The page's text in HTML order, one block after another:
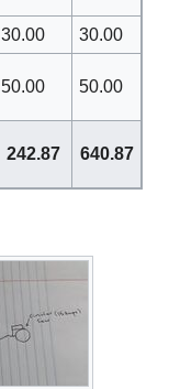
30.00 30.00
50.00 50.00
242.87 640.87